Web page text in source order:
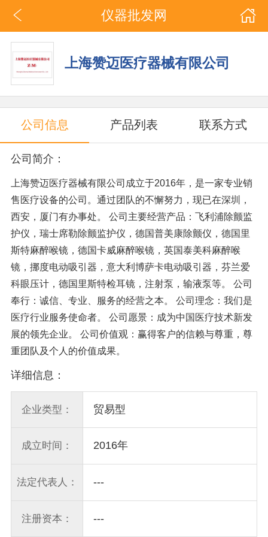
仪器批发网
上海赞迈医疗器械有限公司
公司信息 产品列表 联系方式
公司简介：
上海赞迈医疗器械有限公司成立于2016年，是一家专业销
售医疗设备的公司。通过团队的不懈努力，现已在深圳，
西安，厦门有办事处。 公司主要经营产品：飞利浦除颤监
护仪，瑞士席勒除颤监护仪，德国普美康除颤仪，德国里
斯特麻醉喉镜，德国卡威麻醉喉镜，英国泰美科麻醉喉
镜，挪度电动吸引器，意大利博萨卡电动吸引器，芬兰爱
科眼压计，德国里斯特检耳镜，注射泵，输液泵等。 公司
奉行：诚信、专业、服务的经营之本。 公司理念：我们是
医疗行业服务使命者。 公司愿景：成为中国医疗技术新发
展的领先企业。 公司价值观：赢得客户的信赖与尊重，尊
重团队及个人的价值成果。
详细信息：
企业类型： 贸易型
成立时间： 2016年
法定代表人： ---
注册资本： ---